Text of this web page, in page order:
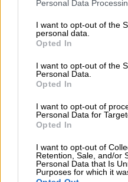
not limited to your visit or
grant or deny consent to
use your data for below
consent section.
Personal Data
I want to opt-out of the
personal data.
Opted In
I want to opt-out of the
Personal Data.
Opted In
I want to opt-out of
Personal Data for
Opted In
I want to opt-out of
Retention, Sale, and/or
Personal Data that Is
Purposes for which it